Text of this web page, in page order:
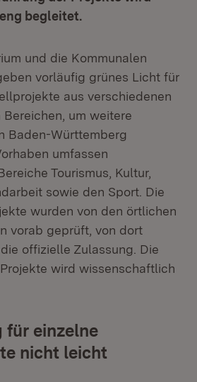
begleitet.
und die Kommunalen
vorläufig grünes Licht für
aus verschiedenen
um weitere
Baden-Württemberg
umfassen
Tourismus, Kultur,
sowie den Sport. Die
wurden von den örtlichen
vorab geprüft, von dort
offizielle Zulassung. Die
wird wissenschaftlich
für einzelne
nicht leicht